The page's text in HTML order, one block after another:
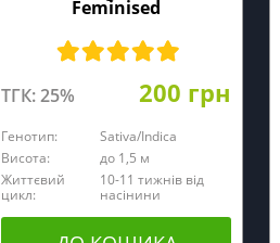
Feminised
ТГК: 25% 200 грн
Генотип:
Sativa/Indica
Висота:
до 1,5 м
Життєвий
цикл:
10-11 тижнів від
насінини